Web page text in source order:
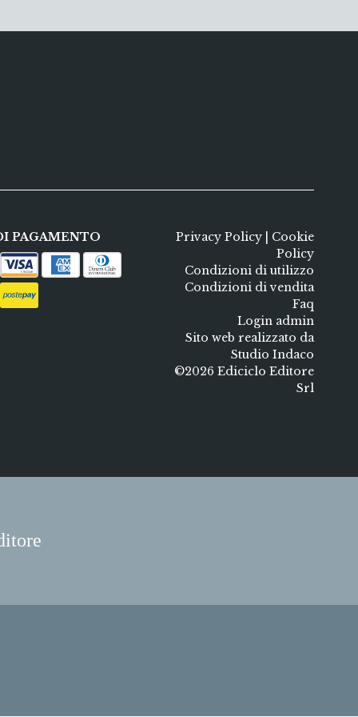
PAGAMENTO Privacy Policy| Cookie
Policy
Condizioni di utilizzo
Condizioni di vendita
Faq
Login admin
Sito web realizzato da
Studio Indaco
©2026 Ediciclo Editore
Srl